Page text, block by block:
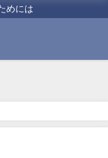
めには